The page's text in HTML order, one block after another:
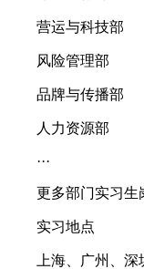
营运与科技部
风险管理部
品牌与传播部
人力资源部
···
更多部门实习生
实习地点
上海、广州、深